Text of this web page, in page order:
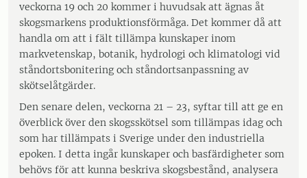
veckorna 19 och 20 kommer i huvudsak att ägnas åt
skogsmarkens produktionsförmåga. Det kommer då att
handla om att i fält tillämpa kunskaper inom
markvetenskap, botanik, hydrologi och klimatologi vid
ståndortsbonitering och ståndortsanpassning av
skötselåtgärder.
Den senare delen, veckorna 21 – 23, syftar till att ge en
överblick över den skogsskötsel som tillämpas idag och
som har tillämpats i Sverige under den industriella
epoken. I detta ingår kunskaper och basfärdigheter som
behövs för att kunna beskriva skogsbestånd, analysera